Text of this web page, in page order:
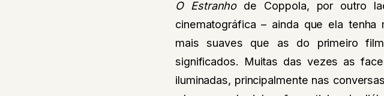
cinematográfica – ainda que ela
mais suaves que as do primeiro
significados. Muitas das vezes as
iluminadas, principalmente nas
– isso quando John não participa de